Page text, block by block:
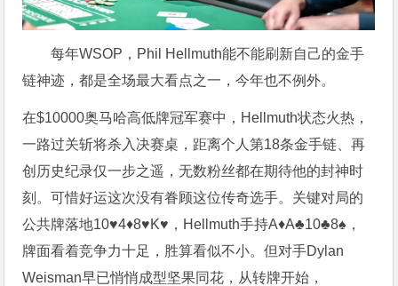
每年WSOP，Phil Hellmuth能不能刷新自己的金手
链神迹，都是全场最大看点之一，今年也不例外。
在$10000奥马哈高低牌冠军赛中，Hellmuth状态火热，
一路过关斩将杀入决赛桌，距离个人第18条金手链、再
创历史纪录仅一步之遥，无数粉丝都在期待他的封神时
刻。可惜好运这次没有眷顾这位传奇选手。关键对局的
公共牌落地10♥4♦8♥K♥，Hellmuth手持A♦A♣10♣8♠，
牌面看着竞争力十足，胜算看似不小。但对手Dylan
Weisman早已悄悄成型坚果同花，从转牌开始，